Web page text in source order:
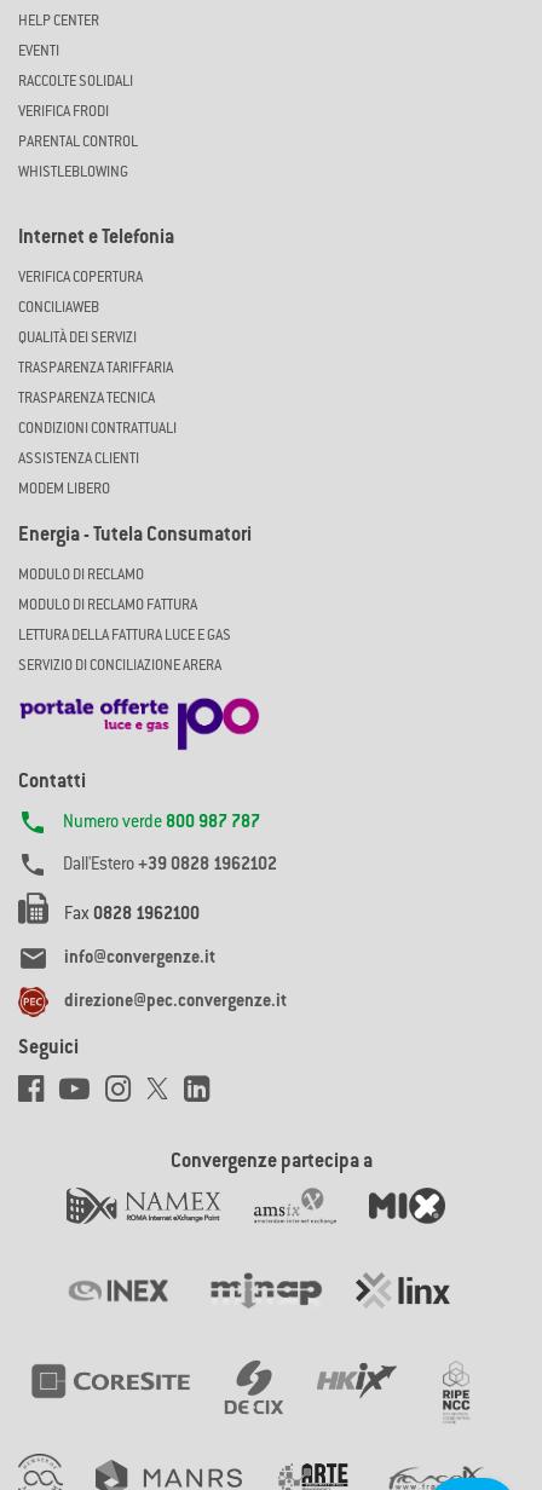
HELP CENTER
EVENTI
RACCOLTE SOLIDALI
VERIFICA FRODI
PARENTAL CONTROL
WHISTLEBLOWING
Internet e Telefonia
VERIFICA COPERTURA
CONCILIAWEB
QUALITÀ DEI SERVIZI
TRASPARENZA TARIFFARIA
TRASPARENZA TECNICA
CONDIZIONI CONTRATTUALI
ASSISTENZA CLIENTI
MODEM LIBERO
Energia - Tutela Consumatori
MODULO DI RECLAMO
MODULO DI RECLAMO FATTURA
LETTURA DELLA FATTURA LUCE E GAS
SERVIZIO DI CONCILIAZIONE ARERA
Contatti
 Numero verde 800 987 787
 Dall'Estero +39 0828 1962102
Fax 0828 1962100
 info@convergenze.it
direzione@pec.convergenze.it
Seguici
Convergenze partecipa a